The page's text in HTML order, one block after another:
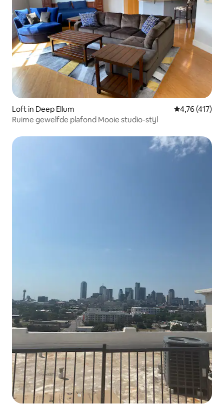
Loft in Deep Ellum Gemiddelde
4,76 (417)
Ruime gewelfde plafond Mooie studio-stijl